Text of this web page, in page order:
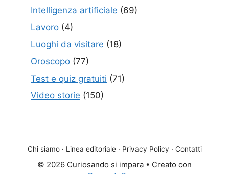
Intelligenza artificiale (69)
Lavoro (4)
Luoghi da visitare (18)
Oroscopo (77)
Test e quiz gratuiti (71)
Video storie (150)
Chi siamo · Linea editoriale · Privacy Policy · Contatti
© 2026 Curiosando si impara • Creato con